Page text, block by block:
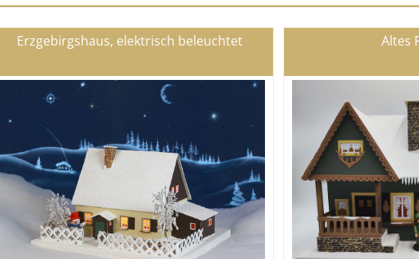
Erzgebirgshaus, elektrisch beleuchtet Altes